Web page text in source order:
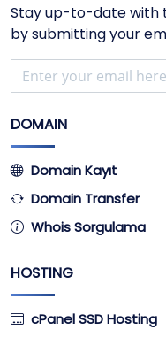
Stay up-to-date with
by submitting your
DOMAIN
Domain Kayıt
Domain Transfer
Whois Sorgulama
HOSTING
cPanel SSD Hosting